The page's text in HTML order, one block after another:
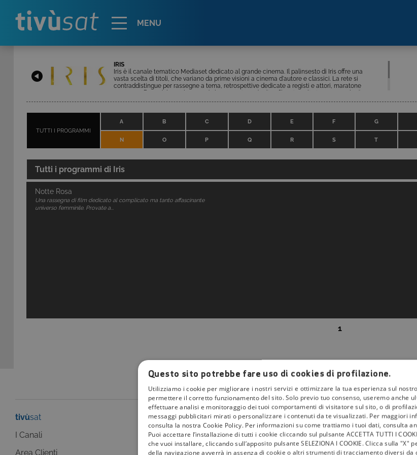
MENU
IRIS
Iris è il canale tematico Mediaset dedicato al grande cinema. Il palinsesto di Iris offre una
vasta scelta di titoli, che variano da prime visioni a cinema d'autore e classici. La rete si
contraddistingue per rassegne a tema, retrospettive dedicate a registi e attori, maratone
pellicole alla settimana. In palinsesto, opere che spaziano dal dramma all’action, dalla
TUTTI I PROGRAMMI
A B C D E F G
N O P Q R S T
Tutti i programmi di Iris
Notte Rosa
Una rassegna di film dedicato al complicato ma tanto affascinante
universo femminile. Provate a...
1
tivùsat
I Canali
Area Clienti
tivùla guida
I programmi
I canali
lativù
I Bollini
Info & News
Questo sito potrebbe fare uso di cookies di profilazione.
Utilizziamo i cookie per migliorare i nostri servizi e ottimizzare la tua esperienza sul
permettere il corretto funzionamento del sito. Solo previo tuo consenso, useremo anche
effettuare analisi e monitoraggio dei tuoi comportamenti di visitatore sul sito, o di
messaggi pubblicitari mirati o personalizzare i contenuti da te visualizzati. Per maggiori
consulta la nostra Cookie Policy. Per informazioni su come trattiamo i tuoi dati, consulta
Puoi accettare l’installazione di tutti i cookie cliccando sul pulsante ACCETTA TUTTI I
che vuoi installare, cliccando sull’apposito pulsante SELEZIONA I COOKIE. Clicca sulla
della navigazione avverrà in assenza di cookie o altri strumenti di tracciamento diversi